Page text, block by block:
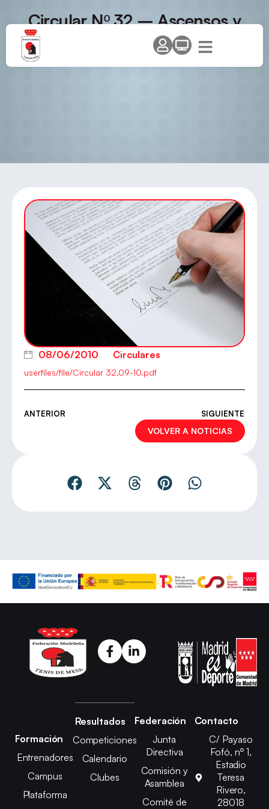
Circular Nº 32 – Ascensos y
Descensos temporada 2009-
2010
08/06/2010 Circulares
userfiles/file/Circular 32,09-10.pdf
ANTERIOR SIGUIENTE
VOLVER A NOTICIAS
Formación
Entrenadores
Campus
Plataforma
Resultados
Competiciones
Calendario
Clubes
Federación
Junta
Directiva
Comisión y
Asamblea
Comité de
Contacto
C/ Payaso
Fofó, nº 1,
Estadio
Teresa
Rivero,
28018